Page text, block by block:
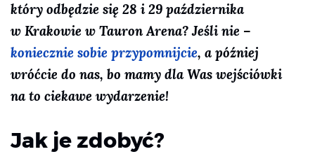
który odbędzie się 28 i 29 października
w Krakowie w Tauron Arena? Jeśli nie –
koniecznie sobie przypomnijcie, a później
wróćcie do nas, bo mamy dla Was wejściówki
na to ciekawe wydarzenie!
Jak je zdobyć?